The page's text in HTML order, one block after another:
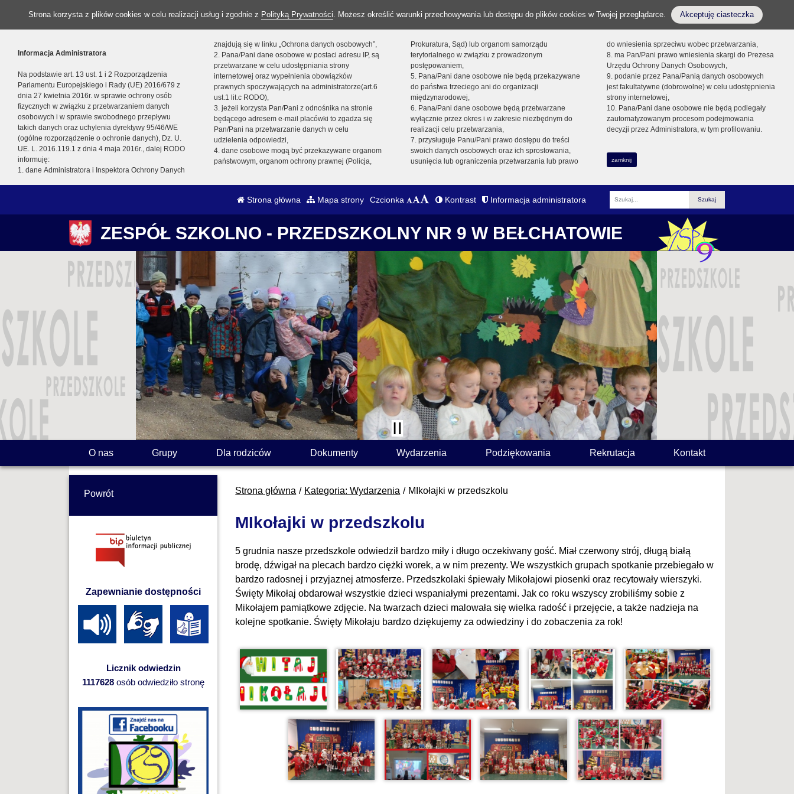
Strona korzysta z plików cookies w celu realizacji usług i zgodnie z Polityką Prywatności. Możesz określić warunki przechowywania lub dostępu do plików cookies w Twojej przeglądarce. Akceptuję ciasteczka
Informacja Administratora
Na podstawie art. 13 ust. 1 i 2 Rozporządzenia
Parlamentu Europejskiego i Rady (UE) 2016/679 z
dnia 27 kwietnia 2016r. w sprawie ochrony osób
fizycznych w związku z przetwarzaniem danych
osobowych i w sprawie swobodnego przepływu
takich danych oraz uchylenia dyrektywy 95/46/WE
(ogólne rozporządzenie o ochronie danych), Dz. U.
UE. L. 2016.119.1 z dnia 4 maja 2016r., dalej RODO
informuję:
1. dane Administratora i Inspektora Ochrony Danych
znajdują się w linku „Ochrona danych osobowych”,
2. Pana/Pani dane osobowe w postaci adresu IP, są
przetwarzane w celu udostępniania strony
internetowej oraz wypełnienia obowiązków
prawnych spoczywających na administratorze(art.6
ust.1 lit.c RODO),
3. jeżeli korzysta Pan/Pani z odnośnika na stronie
będącego adresem e-mail placówki to zgadza się
Pan/Pani na przetwarzanie danych w celu
udzielenia odpowiedzi,
4. dane osobowe mogą być przekazywane organom
państwowym, organom ochrony prawnej (Policja,
Prokuratura, Sąd) lub organom samorządu
terytorialnego w związku z prowadzonym
postępowaniem,
5. Pana/Pani dane osobowe nie będą przekazywane
do państwa trzeciego ani do organizacji
międzynarodowej,
6. Pana/Pani dane osobowe będą przetwarzane
wyłącznie przez okres i w zakresie niezbędnym do
realizacji celu przetwarzania,
7. przysługuje Panu/Pani prawo dostępu do treści
swoich danych osobowych oraz ich sprostowania,
usunięcia lub ograniczenia przetwarzania lub prawo
do wniesienia sprzeciwu wobec przetwarzania,
8. ma Pan/Pani prawo wniesienia skargi do Prezesa
Urzędu Ochrony Danych Osobowych,
9. podanie przez Pana/Panią danych osobowych
jest fakultatywne (dobrowolne) w celu udostępnienia
strony internetowej,
10. Pana/Pani dane osobowe nie będą podlegały
zautomatyzowanym procesom podejmowania
decyzji przez Administratora, w tym profilowaniu.
zamknij
Strona główna Mapa strony Czcionka Kontrast Informacja administratora
Fraza
ZESPÓŁ SZKOLNO - PRZEDSZKOLNY NR 9 W BEŁCHATOWIE
O nas Grupy Dla rodziców Dokumenty Wydarzenia Podziękowania Rekrutacja Kontakt
Strona główna Kategoria: Wydarzenia MIkołajki w przedszkolu
MIkołajki w przedszkolu
5 grudnia nasze przedszkole odwiedził bardzo miły i długo oczekiwany gość. Miał czerwony strój, długą białą
brodę, dźwigał na plecach bardzo ciężki worek, a w nim prezenty. We wszystkich grupach spotkanie przebiegało w
bardzo radosnej i przyjaznej atmosferze. Przedszkolaki śpiewały Mikołajowi piosenki oraz recytowały wierszyki.
Święty Mikołaj obdarował wszystkie dzieci wspaniałymi prezentami. Jak co roku wszyscy zrobiliśmy sobie z
Mikołajem pamiątkowe zdjęcie. Na twarzach dzieci malowała się wielka radość i przejęcie, a także nadzieja na
kolejne spotkanie. Święty Mikołaju bardzo dziękujemy za odwiedziny i do zobaczenia za rok!
Powrót
Zapewnianie dostępności
Licznik odwiedzin
1117628 osób odwiedziło stronę